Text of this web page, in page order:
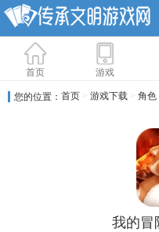
首页 游戏
您的位置： 首页 > 游戏下载 > 角色
我的冒